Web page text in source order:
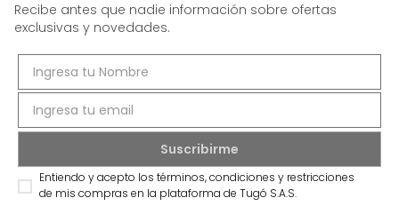
Recibe antes que nadie información sobre ofertas
exclusivas y novedades.
Entiendo y acepto los términos, condiciones y restricciones
de mis compras en la plataforma de Tugó S.A.S.